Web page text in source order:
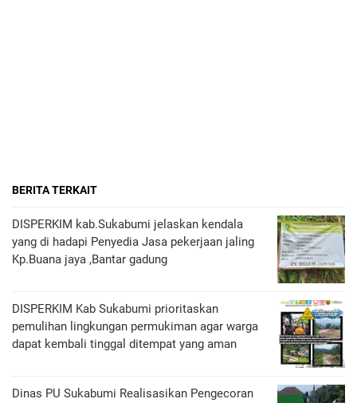
BERITA TERKAIT
DISPERKIM kab.Sukabumi jelaskan kendala
yang di hadapi Penyedia Jasa pekerjaan jaling
Kp.Buana jaya ,Bantar gadung
DISPERKIM Kab Sukabumi prioritaskan
pemulihan lingkungan permukiman agar warga
dapat kembali tinggal ditempat yang aman
Dinas PU Sukabumi Realisasikan Pengecoran